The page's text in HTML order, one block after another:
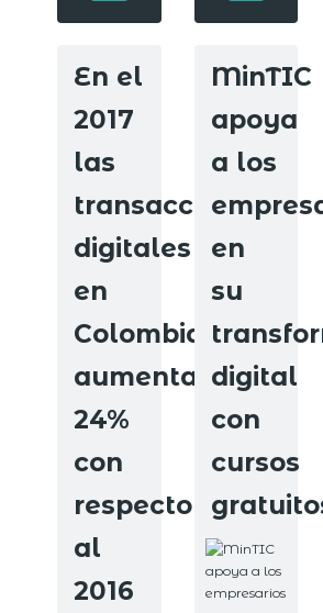
En el
2017
las
transacciones
digitales
en
Colombia
aumentaron
24%
con
respecto
al
2016
MinTIC
apoya
a los
en
su
digital
con
cursos